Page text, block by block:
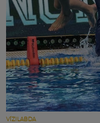
VÍZILABDA